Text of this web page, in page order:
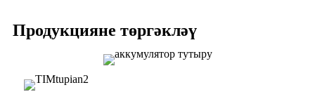
Продукцияне төргәкләү